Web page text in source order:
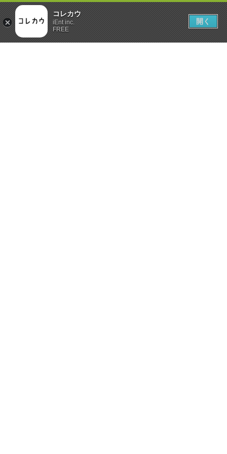
コレカウ
iEnt inc.
FREE
開く